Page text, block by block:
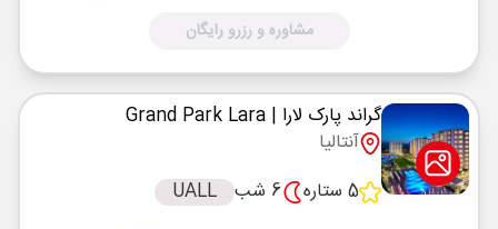
مشاوره و رزرو رایگان
گراند پارک لارا | Grand Park Lara
آنتالیا
5 ستاره
6 شب UALL